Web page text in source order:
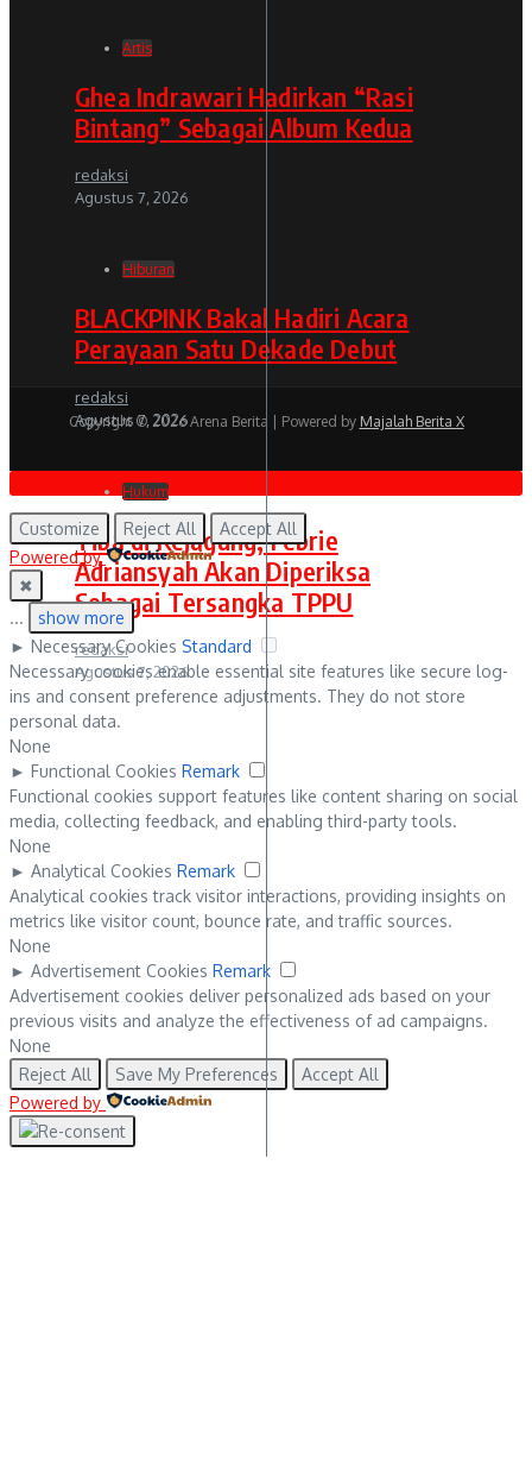
Artis
Ghea Indrawari Hadirkan “Rasi
Bintang” Sebagai Album Kedua
redaksi
Agustus 7, 2026
Hiburan
BLACKPINK Bakal Hadiri Acara
Perayaan Satu Dekade Debut
redaksi
Agustus 7, 2026
Hukum
Tiba di Kejagung, Febrie
Adriansyah Akan Diperiksa
Sebagai Tersangka TPPU
redaksi
Agustus 7, 2026
Copyright © 2026 Arena Berita | Powered by Majalah Berita X
Customize Reject All
Accept All
Powered by
✖
...
show more
► Necessary Cookies Standard
Necessary cookies enable essential site features like secure log-
ins and consent preference adjustments. They do not store
personal data.
None
► Functional Cookies Remark
Functional cookies support features like content sharing on social
media, collecting feedback, and enabling third-party tools.
None
► Analytical Cookies Remark
Analytical cookies track visitor interactions, providing insights on
metrics like visitor count, bounce rate, and traffic sources.
None
► Advertisement Cookies Remark
Advertisement cookies deliver personalized ads based on your
previous visits and analyze the effectiveness of ad campaigns.
None
Reject All
Save My Preferences
Accept All
Powered by